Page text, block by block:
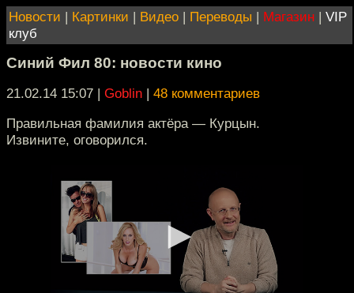
Новости | Картинки | Видео | Переводы | Магазин | VIP
клуб
Синий Фил 80: новости кино
21.02.14 15:07 | Goblin | 48 комментариев
Правильная фамилия актёра — Курцын.
Извините, оговорился.